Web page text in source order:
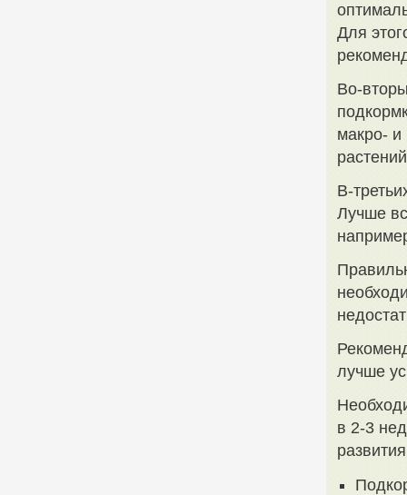
Для
Во-
макро- и
В-
Лучше
лучше
в 2-3